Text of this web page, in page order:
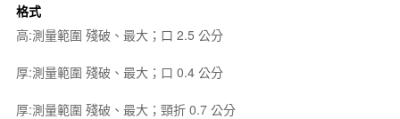
格式
高:測量範圍 殘破、最大；口 2.5 公分
厚:測量範圍 殘破、最大；口 0.4 公分
厚:測量範圍 殘破、最大；頸折 0.7 公分